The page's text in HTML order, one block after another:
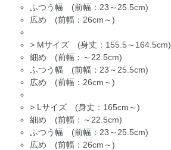
ふつう幅 (前幅：23～25.5cm)
広め (前幅：26cm～)
> Mサイズ (身丈：155.5～164.5cm)
細め (前幅：～22.5cm)
ふつう幅 (前幅：23～25.5cm)
広め (前幅：26cm～)
> Lサイズ (身丈：165cm～)
細め (前幅：～22.5cm)
ふつう幅 (前幅：23～25.5cm)
広め (前幅：26cm～)